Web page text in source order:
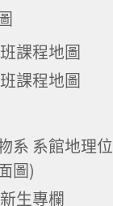
課程地圖
課程地圖
系 系館地理
圖)
生專欄